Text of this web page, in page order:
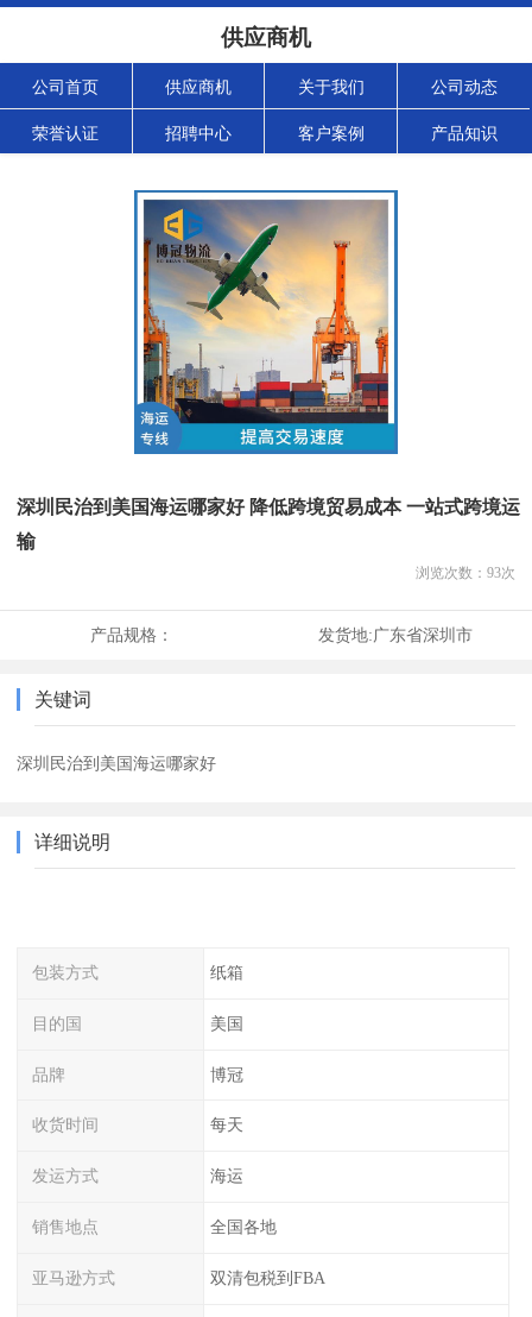
供应商机
公司首页 供应商机 关于我们 公司动态
荣誉认证 招聘中心 客户案例 产品知识
深圳民治到美国海运哪家好 降低跨境贸易成本 一站式跨境运
输
浏览次数： 93次
产品规格： 发货地:广东省深圳市
关键词
深圳民治到美国海运哪家好
详细说明
包装方式 纸箱
目的国 美国
品牌 博冠
收货时间 每天
发运方式 海运
销售地点 全国各地
亚马逊方式 双清包税到FBA